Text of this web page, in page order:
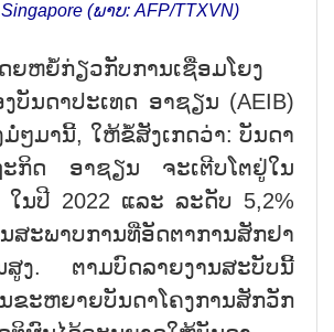
(ພາບ: AFP/TTXVN)
ຍຫຍໍ້ກ່ຽວກັບການເຊື່ອມໂຍງ
ບັນດາປະເທດ ອາຊຽນ (AEIB)
ໆມານີ້, ໃຫ້ຂໍ້ສັງເກດວ່າ: ບັນດາ
ະກິດ ອາຊຽນ ຈະເຕີບໂຕຢູ່ໃນ
ໃນປີ 2022 ແລະ ລະດັບ 5,2%
ສະພາບການທີ່ອັດຕາການສັກຢາ
ສູງ. ຕາມບົດລາຍງານສະບັບນີ້
ຂະຫຍາຍບັນດາໂຄງການສັກວັກ